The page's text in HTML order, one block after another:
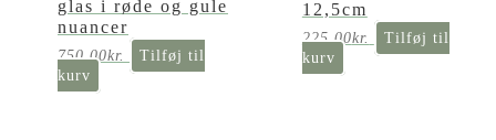
glas i røde og gule
nuancer
750,00kr.
Tilføj til
kurv
12,5cm
225,00kr.
Tilføj til
kurv